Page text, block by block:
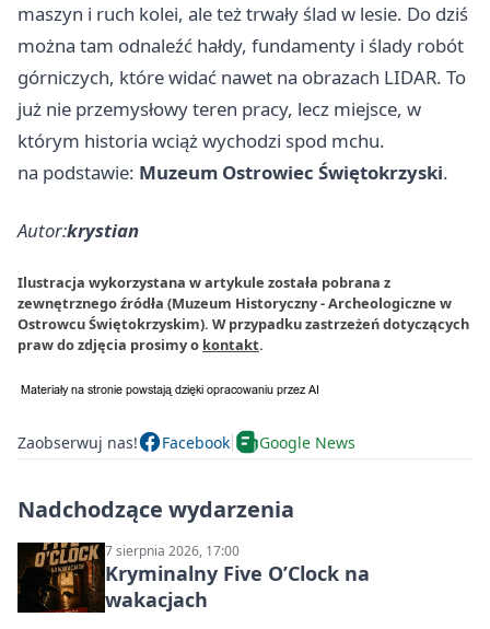
maszyn i ruch kolei, ale też trwały ślad w lesie. Do dziś
można tam odnaleźć hałdy, fundamenty i ślady robót
górniczych, które widać nawet na obrazach LIDAR. To
już nie przemysłowy teren pracy, lecz miejsce, w
którym historia wciąż wychodzi spod mchu.
na podstawie: Muzeum Ostrowiec Świętokrzyski.
Autor:krystian
Ilustracja wykorzystana w artykule została pobrana z
zewnętrznego źródła (Muzeum Historyczny - Archeologiczne w
Ostrowcu Świętokrzyskim). W przypadku zastrzeżeń dotyczących
praw do zdjęcia prosimy o kontakt.
Zaobserwuj nas! Facebook Google News
Nadchodzące wydarzenia
7 sierpnia 2026, 17:00
Kryminalny Five O’Clock na
wakacjach